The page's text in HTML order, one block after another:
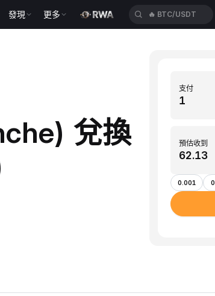
發現 更多 🔥 BTC/USDT
兌換
支付
預估收到
0.001